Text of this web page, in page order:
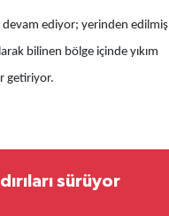
devam ediyor; yerinden edilmiş
bilinen bölge içinde yıkım
getiriyor.
sürüyor